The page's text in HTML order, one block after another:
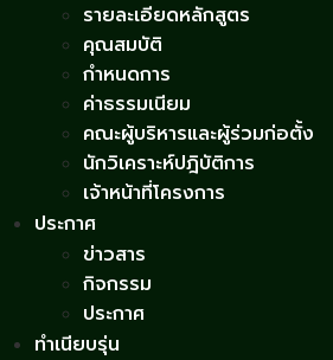
รายละเอียดหลักสูตร
คุณสมบัติ
กำหนดการ
ค่าธรรมเนียม
คณะผู้บริหารและผู้ร่วมก่อตั้ง
นักวิเคราะห์ปฎิบัติการ
เจ้าหน้าที่โครงการ
ประกาศ
ข่าวสาร
กิจกรรม
ประกาศ
ทำเนียบรุ่น